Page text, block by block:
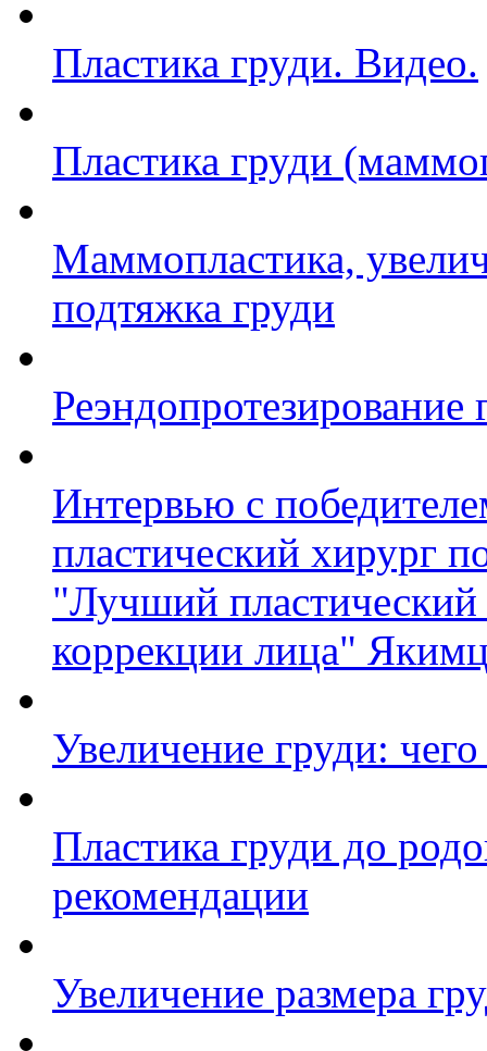
Пластика груди. Видео.
Пластика груди
Маммопластика,
подтяжка груди
Реэндопротезирование
Интервью с
пластический хирург
"Лучший
коррекции лица"
Увеличение груди:
Пластика груди до
рекомендации
Увеличение размера